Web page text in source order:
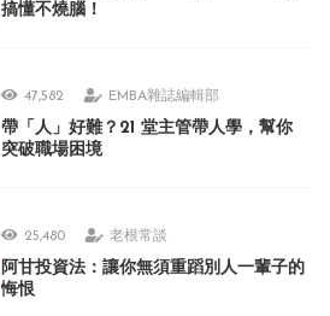
搞懂不燒腦！
47,582 EMBA雜誌編輯部
帶「人」好難？21 堂主管帶人學，幫你
突破職場困境
25,480 老根常談
阿甘投資法：讓你無須重蹈別人一輩子的
悔恨